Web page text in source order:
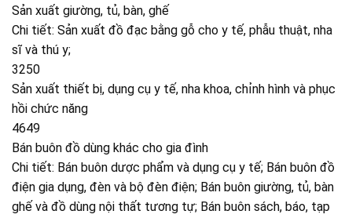
Sản xuất giường, tủ, bàn, ghế
Chi tiết: Sản xuất đồ đạc bằng gỗ cho y tế, phẫu thuật, nha
sĩ và thú y;
3250
Sản xuất thiết bị, dụng cụ y tế, nha khoa, chỉnh hình và phục
hồi chức năng
4649
Bán buôn đồ dùng khác cho gia đình
Chi tiết: Bán buôn dược phẩm và dụng cụ y tế; Bán buôn đồ
điện gia dụng, đèn và bộ đèn điện; Bán buôn giường, tủ, bàn
ghế và đồ dùng nội thất tương tự; Bán buôn sách, báo, tạp